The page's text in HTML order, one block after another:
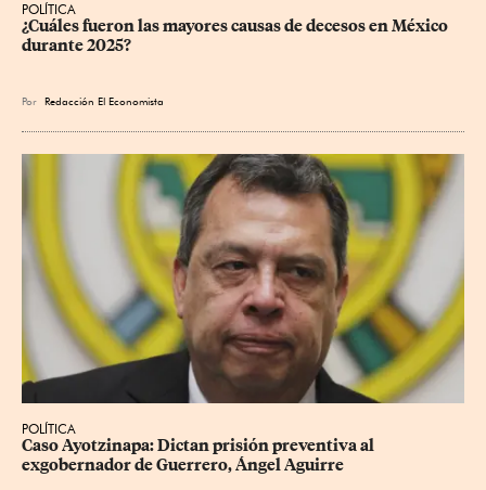
POLÍTICA
¿Cuáles fueron las mayores causas de decesos en México
durante 2025?
Por Redacción El Economista
POLÍTICA
Caso Ayotzinapa: Dictan prisión preventiva al
exgobernador de Guerrero, Ángel Aguirre